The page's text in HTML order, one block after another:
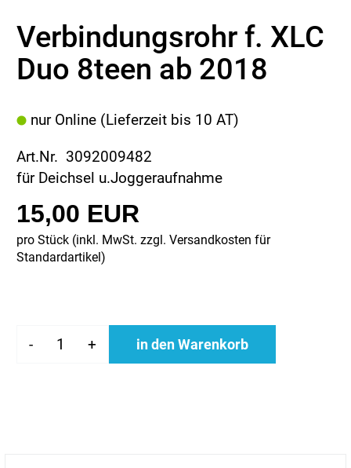
Verbindungsrohr f. XLC
Duo 8teen ab 2018
nur Online (Lieferzeit bis 10 AT)
Art.Nr. 3092009482
für Deichsel u.Joggeraufnahme
15,00 EUR
pro Stück (inkl. MwSt. zzgl. Versandkosten für
Standardartikel)
- + in den Warenkorb